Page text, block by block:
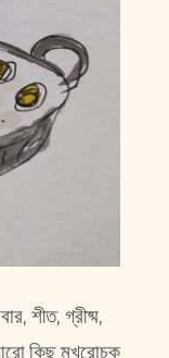
শীত, গ্রীষ্ম,
কিছু মুখরোচক